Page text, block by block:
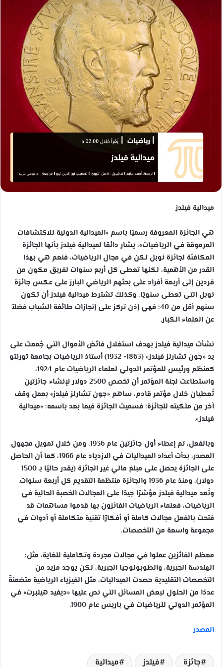
ب
ر
ي
د
ا
إ
ل
ك
ر
و
ن
ي
ا
ب
ر
د
ا
إ
ل
ك
ت
ر
ن
ي
ميدالية فيلدز
هي الجائزة المعروفة رسميًا باسم «الميدالية الدولية للاكتشافات
المرموقة في الرياضيات»، يشار دائمًا لميدالية فيلدز بأنها الجائزة
المكافئة لجائزة نوبل لكن في مجال الرياضيات، فنعم هي بهذا
القدر من الأهمية، لكنها تعطى كل أربع سنوات لفريق مكون من
فردين إلى أربعة أفراد على بحثهم الرياضي البارز على عكس جائزة
نوبل التى تعطى سنويًا، وكذلك تشترط ميدالية فيلدز أن تكون
سنهم أقل من 40؛ فهي إذن تركز على إنجازات طائفة الشباب فضلاً
عن العلماء الكبار.
نشأت ميدالية فيلدز بهدف استغلال فائض الأموال التي جُمعت على
يد «جون تشارلز فيلدز» (1863- 1932) أستاذ الرياضيات بجامعة تورنتو
كمنظم ورئيس للمؤتمر الدولي لعلماء الرياضيات عام 1924،
واستطاعت لجنة المؤتمر أن تخصص 2500 دولار لإنشاء جائزتين
تُعطيان خلال مؤتمر قادم، ساهم «جون تشارلز فيلدز» بعمل وقف
آخر من ملكيته للجائزة؛ فسميت الجائزة فيما بعد باسمه: «ميدالية
فيلدز».
وبالفعل، تم إعطاء أول جائزتين عام 1936، ومن خلال تمويل مجهول
المصدر، بدأت أعداد الميداليات في الازدياد عام 1966، كما أن الحاصل
على الجائزة يحصل على مبلغ مالي غير الجائزة (يقدر حاليًا بـ 1500
دولار)، ومنذ عام 1936 والجائزة منتظمة التقديم كل أربعة سنوات.
وتُعد ميدالية فيلدز مؤشرًا جيدًا على المجالات الخصبة الحالية في
الرياضيات، فعلماء الرياضيات الفائزون بها قدموا مساهمات قد
فتحت بالفعل مجالات كاملة أو أفكارًا تقنية متكاملة أو أدوات في
مجموعة واسعة من التخصصات.
معظم الفائزين عملوا في مجالات مجردة وتكاملية للغاية، مثل:
الهندسة الجبرية، والطوبولوجيا الجبرية، لكن يوجد مزيد من
التخصصات التقليدية حصدت الميداليات، مثل الفيزياء الرياضية متضمنةً
عددًا من الحلول لبعض المسائل التي نص عليها «ديفيد هيلبرت» في
المؤتمر الدولي للرياضيات في باريس عام 1900.
المصدر
جائزة فيلدز ميدالية